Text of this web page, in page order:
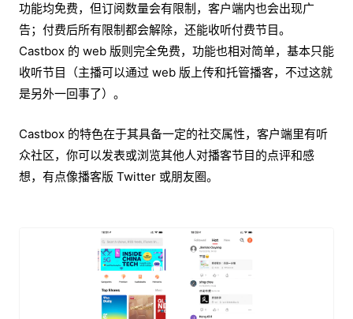
功能均免费，但订阅数量会有限制，客户端内也会出现广
告；付费后所有限制都会解除，还能收听付费节目。
Castbox 的 web 版则完全免费，功能也相对简单，基本只能
收听节目（主播可以通过 web 版上传和托管播客，不过这就
是另外一回事了）。
Castbox 的特色在于其具备一定的社交属性，客户端里有听
众社区，你可以发表或浏览其他人对播客节目的点评和感
想，有点像播客版 Twitter 或朋友圈。